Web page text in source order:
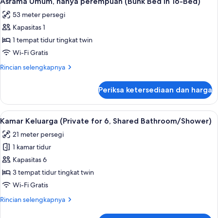
(Bunk
Bed
6-
Beds)
semua
foto
untuk
Asrama
Umum,
hanya
perempuan
Bed
in
16-
Bed)
53 meter persegi
Kapasitas 1
1 tempat tidur tingkat twin
Wi-Fi Gratis
Rincian selengkapnya
Rincian
Asrama
Umum,
hanya
(Bunk
Bed
in
16-
Bed)
Periksa ketersediaan dan harga
Lihat
semua
foto
untuk
Kamar
Keluarga
(Private
6,
Kamar Keluarga (Private for 6,
23
Kamar Keluarga (Private for 6, Shared Bathroom/Shower)
21 meter persegi
1 kamar tidur
Kapasitas 6
3 tempat tidur tingkat twin
Wi-Fi Gratis
Rincian selengkapnya
Rincian